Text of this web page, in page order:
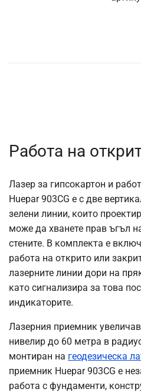
Работа на
Лазер за гипсокартон и
Huepar 903CG е с две
зелени линии, които
може да хванете прав ъгъл
стените. В комплекта е
работа на открито или
лазерните линии дори на
като сигнализира за това
индикаторите.
Лазерния приемник
нивелир до 60 метра в
монтиран на геодезическа
приемник Huepar 903CG е
работа с фундаменти,